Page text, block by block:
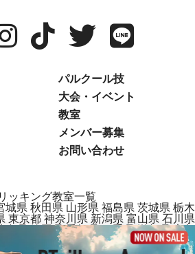
パルクール技
大会・イベント
教室
メンバー募集
お問い合わせ
ッキング教室一覧
城県 秋田県 山形県 福島県 茨城県 栃木
東京都 神奈川県 新潟県 富山県 石川県
静岡県 愛知県 三重県 滋賀県 京都
鳥取県 島根県 岡山県 広島県